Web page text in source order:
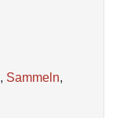
, Sammeln,